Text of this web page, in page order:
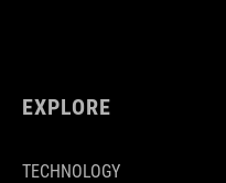
EXPLORE
TECHNOLOGY